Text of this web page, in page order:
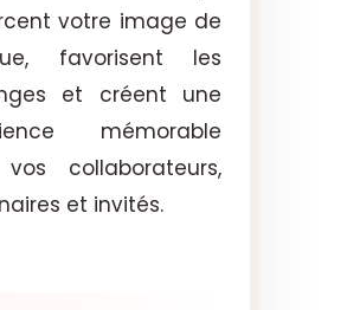
votre image de
favorisent les
et créent une
mémorable
collaborateurs,
et invités.